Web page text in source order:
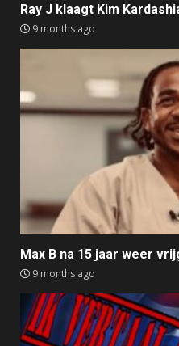
Ray J klaagt Kim
9 months ago
Max B na 15 jaar weer
9 months ago